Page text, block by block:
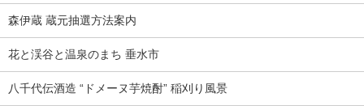
森伊蔵 蔵元抽選方法案内
花と渓谷と温泉のまち 垂水市
八千代伝酒造 “ドメーヌ芋焼酎” 稲刈り風景